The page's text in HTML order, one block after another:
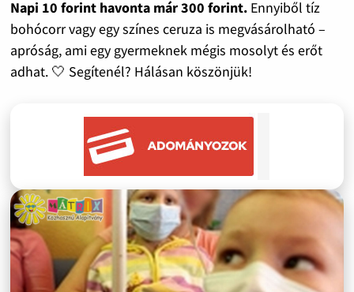
Napi 10 forint havonta már 300 forint.Ennyiből tíz
bohócorr vagy egy színes ceruza is megvásárolható –
apróság, ami egy gyermeknek mégis mosolyt és erőt
adhat. 🤍 Segítenél? Hálásan köszönjük!